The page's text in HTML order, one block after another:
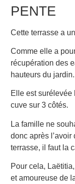
PENTE
Cette terrasse a
Comme elle a
récupération des
hauteurs du jardin.
Elle est surélevée
cuve sur 3 côtés.
La famille ne
donc après
terrasse, il faut la
Pour cela,
et amoureuse de